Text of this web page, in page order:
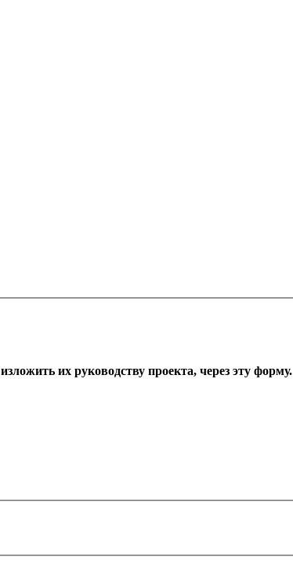
их руководству проекта, через эту форму.